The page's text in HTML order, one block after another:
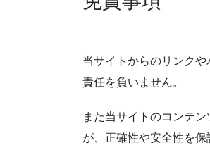
当サイトからのリンク
責任を負いません。
また当サイトのコンテ
が、正確性や安全性を